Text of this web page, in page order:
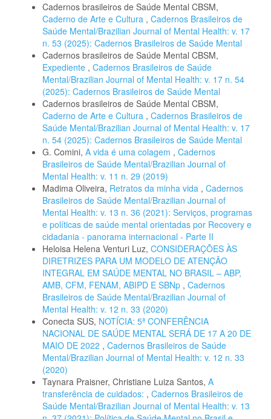
Cadernos brasileiros de Saúde Mental CBSM,
Caderno de Arte e Cultura , Cadernos Brasileiros de
Saúde Mental/Brazilian Journal of Mental Health: v. 17
n. 53 (2025): Cadernos Brasileiros de Saúde Mental
Cadernos brasileiros de Saúde Mental CBSM,
Expediente , Cadernos Brasileiros de Saúde
Mental/Brazilian Journal of Mental Health: v. 17 n. 54
(2025): Cadernos Brasileiros de Saúde Mental
Cadernos brasileiros de Saúde Mental CBSM,
Caderno de Arte e Cultura , Cadernos Brasileiros de
Saúde Mental/Brazilian Journal of Mental Health: v. 17
n. 54 (2025): Cadernos Brasileiros de Saúde Mental
G. Comini, A vida é uma colagem , Cadernos
Brasileiros de Saúde Mental/Brazilian Journal of
Mental Health: v. 11 n. 29 (2019)
Madima Oliveira, Retratos da minha vida , Cadernos
Brasileiros de Saúde Mental/Brazilian Journal of
Mental Health: v. 13 n. 36 (2021): Serviços, programas
e políticas de saúde mental orientadas por Recovery e
cidadania - panorama internacional - Parte II
Heloisa Helena Venturi Luz, CONSIDERAÇÕES ÀS
DIRETRIZES PARA UM MODELO DE ATENÇÃO
INTEGRAL EM SAÚDE MENTAL NO BRASIL – ABP,
AMB, CFM, FENAM, ABIPD E SBNp , Cadernos
Brasileiros de Saúde Mental/Brazilian Journal of
Mental Health: v. 12 n. 33 (2020)
Conecta SUS, NOTÍCIA: 5ª CONFERÊNCIA
NACIONAL DE SAÚDE MENTAL SERÁ DE 17 A 20 DE
MAIO DE 2022 , Cadernos Brasileiros de Saúde
Mental/Brazilian Journal of Mental Health: v. 12 n. 33
(2020)
Taynara Praisner, Christiane Luiza Santos, A
transferência de cuidados: , Cadernos Brasileiros de
Saúde Mental/Brazilian Journal of Mental Health: v. 13